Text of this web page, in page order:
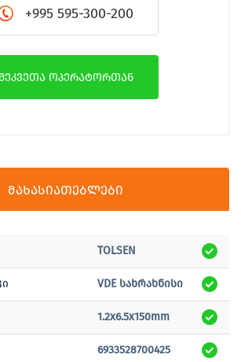
+995 595-300-200
ოპერატორთან
მახასიათებლები
TOLSEN
VDE სახრახნისი
1.2x6.5x150mm
6933528700425